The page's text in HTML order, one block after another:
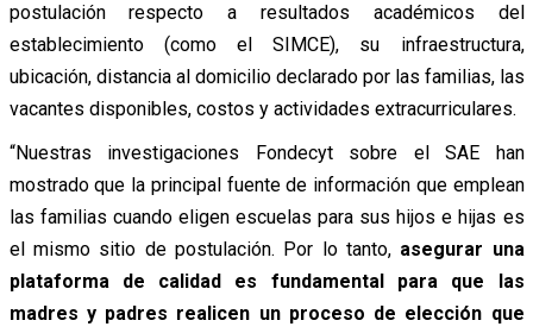
postulación respecto a resultados académicos del
establecimiento (como el SIMCE), su infraestructura,
ubicación, distancia al domicilio declarado por las familias, las
vacantes disponibles, costos y actividades extracurriculares.
“Nuestras investigaciones Fondecyt sobre el SAE han
mostrado que la principal fuente de información que emplean
las familias cuando eligen escuelas para sus hijos e hijas es
el mismo sitio de postulación. Por lo tanto, asegurar una
plataforma de calidad es fundamental para que las
madres y padres realicen un proceso de elección que